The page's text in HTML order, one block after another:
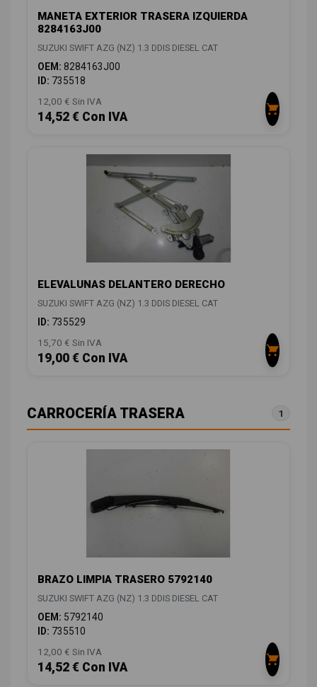
MANETA EXTERIOR TRASERA IZQUIERDA
8284163J00
SUZUKI SWIFT AZG (NZ) 1.3 DDIS DIESEL CAT
OEM: 8284163J00
ID: 735518
12,00 € Sin IVA
14,52 € Con IVA
ELEVALUNAS DELANTERO DERECHO
SUZUKI SWIFT AZG (NZ) 1.3 DDIS DIESEL CAT
ID: 735529
15,70 € Sin IVA
19,00 € Con IVA
CARROCERÍA TRASERA 1
BRAZO LIMPIA TRASERO 5792140
SUZUKI SWIFT AZG (NZ) 1.3 DDIS DIESEL CAT
OEM: 5792140
ID: 735510
12,00 € Sin IVA
14,52 € Con IVA